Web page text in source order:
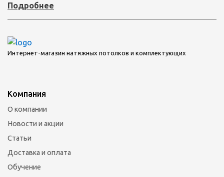
Подробнее
Интернет-магазин натяжных потолков и комплектующих
Компания
О компании
Новости и акции
Статьи
Доставка и оплата
Обучение